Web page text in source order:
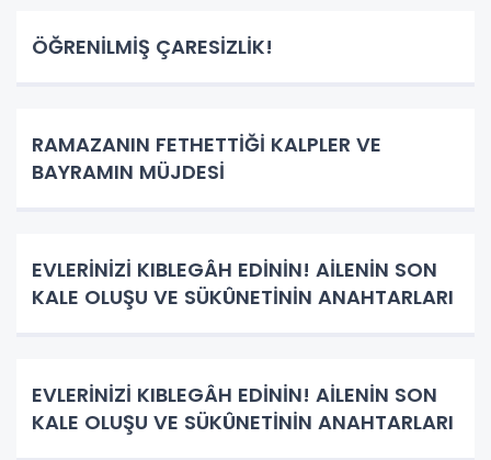
ÖĞRENİLMİŞ ÇARESİZLİK!
RAMAZANIN FETHETTİĞİ KALPLER VE
BAYRAMIN MÜJDESİ
EVLERİNİZİ KIBLEGÂH EDİNİN! AİLENİN SON
KALE OLUŞU VE SÜKÛNETİNİN ANAHTARLARI
EVLERİNİZİ KIBLEGÂH EDİNİN! AİLENİN SON
KALE OLUŞU VE SÜKÛNETİNİN ANAHTARLARI